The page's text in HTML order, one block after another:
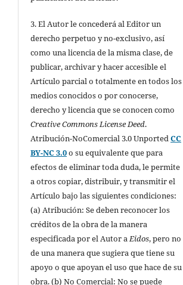
3. El Autor le concederá al Editor un
derecho perpetuo y no-exclusivo, así
como una licencia de la misma clase, de
publicar, archivar y hacer accesible el
Artículo parcial o totalmente en todos los
medios conocidos o por conocerse,
derecho y licencia que se conocen como
Creative Commons License Deed.
Atribución-NoComercial 3.0 UnportedCC
BY-NC 3.0o su equivalente que para
efectos de eliminar toda duda, le permite
a otros copiar, distribuir, y transmitir el
Artículo bajo las siguientes condiciones:
(a) Atribución: Se deben reconocer los
créditos de la obra de la manera
especificada por el Autor aEidos, pero no
de una manera que sugiera que tiene su
apoyo o que apoyan el uso que hace de su
obra. (b) No Comercial: No se puede